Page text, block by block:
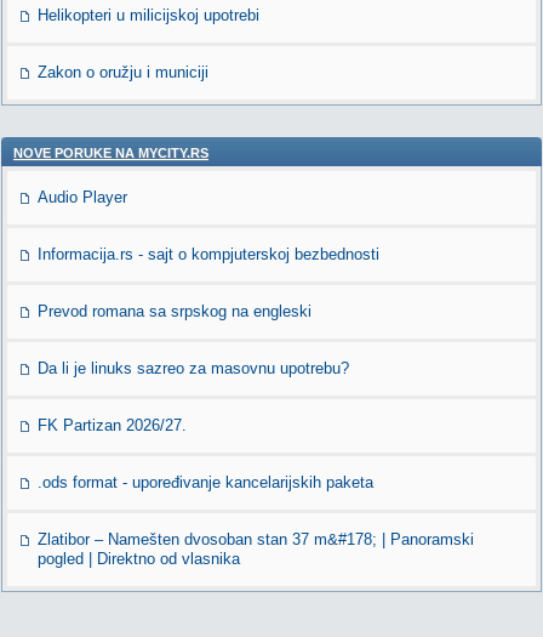
Helikopteri u milicijskoj upotrebi
Zakon o oružju i municiji
NOVE PORUKE NA MYCITY.RS
Audio Player
Informacija.rs - sajt o kompjuterskoj bezbednosti
Prevod romana sa srpskog na engleski
Da li je linuks sazreo za masovnu upotrebu?
FK Partizan 2026/27.
.ods format - upoređivanje kancelarijskih paketa
Zlatibor – Namešten dvosoban stan 37 m&#178; | Panoramski
pogled | Direktno od vlasnika